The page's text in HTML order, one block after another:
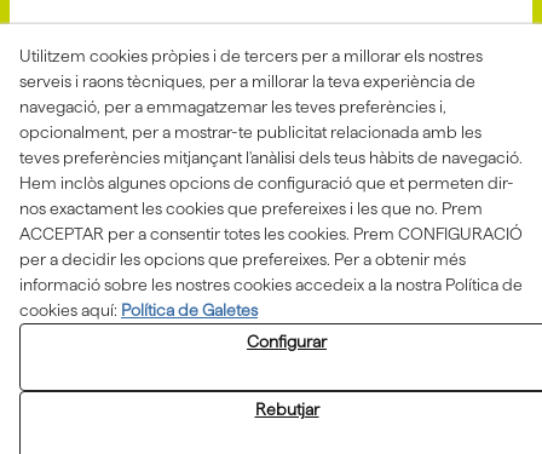
Política de Cookies Condicions de venda
Declaració d'accessibilitat
Canal de denúncies
Aquesta actuació està impulsada i subvencionada pel
Departament d'Empresa i Treball i finançada pel Fons
Social Europeu com a part de la resposta de la Unió
Europea a la pandèmia de COVID-19.
Utilitzem cookies pròpies i de tercers per a millorar els nostres
serveis i raons tècniques, per a millorar la teva experiència de
navegació, per a emmagatzemar les teves preferències i,
opcionalment, per a mostrar-te publicitat relacionada amb les
teves preferències mitjançant l'anàlisi dels teus hàbits de navegació.
Hem inclòs algunes opcions de configuració que et permeten dir-
nos exactament les cookies que prefereixes i les que no. Prem
ACCEPTAR per a consentir totes les cookies. Prem CONFIGURACIÓ
per a decidir les opcions que prefereixes. Per a obtenir més
informació sobre les nostres cookies accedeix a la nostra Política de
cookies aquí: Política de Galetes
Configurar
Rebutjar